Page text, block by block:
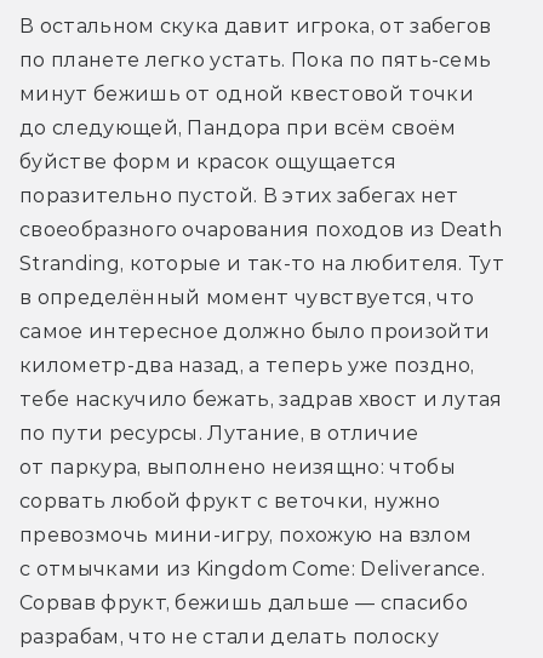
В остальном скука давит игрока, от забегов
по планете легко устать. Пока по пять-семь
минут бежишь от одной квестовой точки
до следующей, Пандора при всём своём
буйстве форм и красок ощущается
поразительно пустой. В этих забегах нет
своеобразного очарования походов из Death
Stranding, которые и так-то на любителя. Тут
в определённый момент чувствуется, что
самое интересное должно было произойти
километр-два назад, а теперь уже поздно,
тебе наскучило бежать, задрав хвост и лутая
по пути ресурсы. Лутание, в отличие
от паркура, выполнено неизящно: чтобы
сорвать любой фрукт с веточки, нужно
превозмочь мини-игру, похожую на взлом
с отмычками из Kingdom Come: Deliverance.
Сорвав фрукт, бежишь дальше — спасибо
разрабам, что не стали делать полоску